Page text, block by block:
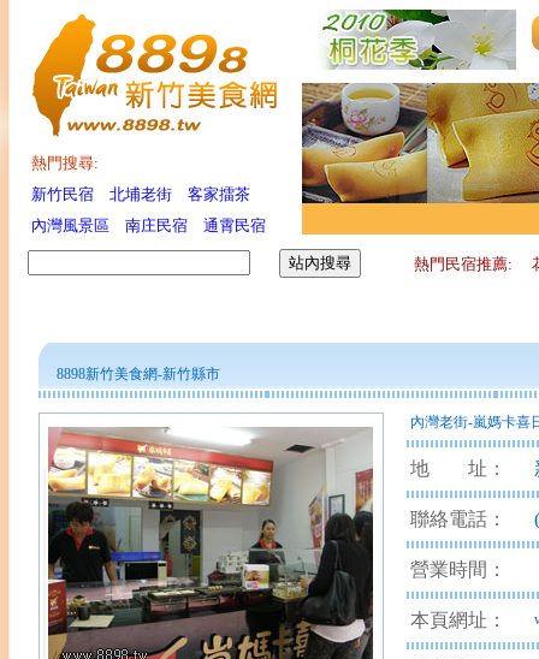
熱門搜尋:
新竹民宿
北埔老街
客家擂茶
內灣風景區
南庄民宿 通霄民宿
熱門民宿推薦:
8898新竹美食網-新竹縣市
內灣老街-嵐媽卡喜
地 址：
聯絡電話：
營業時間：
本頁網址：